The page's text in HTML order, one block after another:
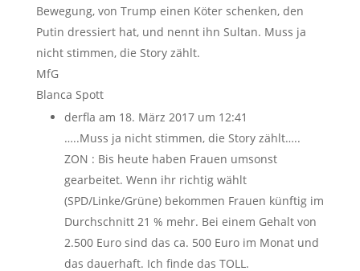
Bewegung, von Trump einen Köter schenken, den
Putin dressiert hat, und nennt ihn Sultan. Muss ja
nicht stimmen, die Story zählt.
MfG
Blanca Spott
derfla am 18. März 2017 um 12:41
…..Muss ja nicht stimmen, die Story zählt…..
ZON : Bis heute haben Frauen umsonst
gearbeitet. Wenn ihr richtig wählt
(SPD/Linke/Grüne) bekommen Frauen künftig im
Durchschnitt 21 % mehr. Bei einem Gehalt von
2.500 Euro sind das ca. 500 Euro im Monat und
das dauerhaft. Ich finde das TOLL.